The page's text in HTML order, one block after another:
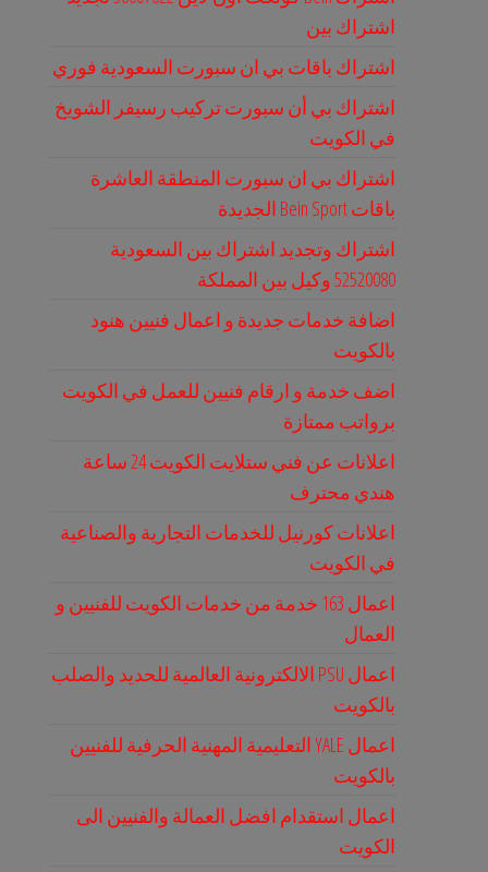
اشتراك بين
اشتراك باقات بي ان سبورت السعودية فوري
اشتراك بي أن سبورت تركيب رسيفر الشويخ
في الكويت
اشتراك بي ان سبورت المنطقة العاشرة
باقات Bein Sport الجديدة
اشتراك وتجديد اشتراك بين السعودية
52520080 وكيل بين المملكة
اضافة خدمات جديدة و اعمال فنيين هنود
بالكويت
اضف خدمة و ارقام فنيين للعمل في الكويت
برواتب ممتازة
اعلانات عن فني ستلايت الكويت 24 ساعة
هندي محترف
اعلانات كورنيل للخدمات التجارية والصناعية
في الكويت
اعمال 163 خدمة من خدمات الكويت للفنيين و
العمال
اعمال PSU الالكترونية العالمية للحديد والصلب
بالكويت
اعمال YALE التعليمية المهنية الحرفية للفنيين
بالكويت
اعمال استقدام افضل العمالة والفنيين الى
الكويت